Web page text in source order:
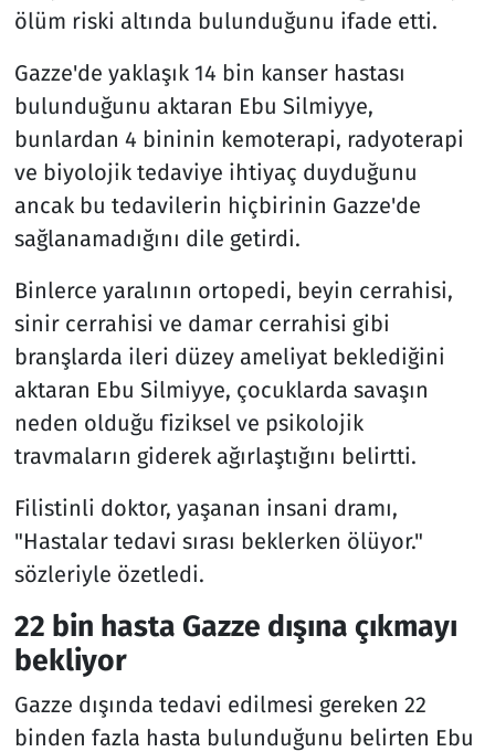
ölüm riski altında bulunduğunu ifade etti.
Gazze'de yaklaşık 14 bin kanser hastası
bulunduğunu aktaran Ebu Silmiyye,
bunlardan 4 bininin kemoterapi, radyoterapi
ve biyolojik tedaviye ihtiyaç duyduğunu
ancak bu tedavilerin hiçbirinin Gazze'de
sağlanamadığını dile getirdi.
Binlerce yaralının ortopedi, beyin cerrahisi,
sinir cerrahisi ve damar cerrahisi gibi
branşlarda ileri düzey ameliyat beklediğini
aktaran Ebu Silmiyye, çocuklarda savaşın
neden olduğu fiziksel ve psikolojik
travmaların giderek ağırlaştığını belirtti.
Filistinli doktor, yaşanan insani dramı,
"Hastalar tedavi sırası beklerken ölüyor."
sözleriyle özetledi.
22 bin hasta Gazze dışına çıkmayı
bekliyor
Gazze dışında tedavi edilmesi gereken 22
binden fazla hasta bulunduğunu belirten Ebu